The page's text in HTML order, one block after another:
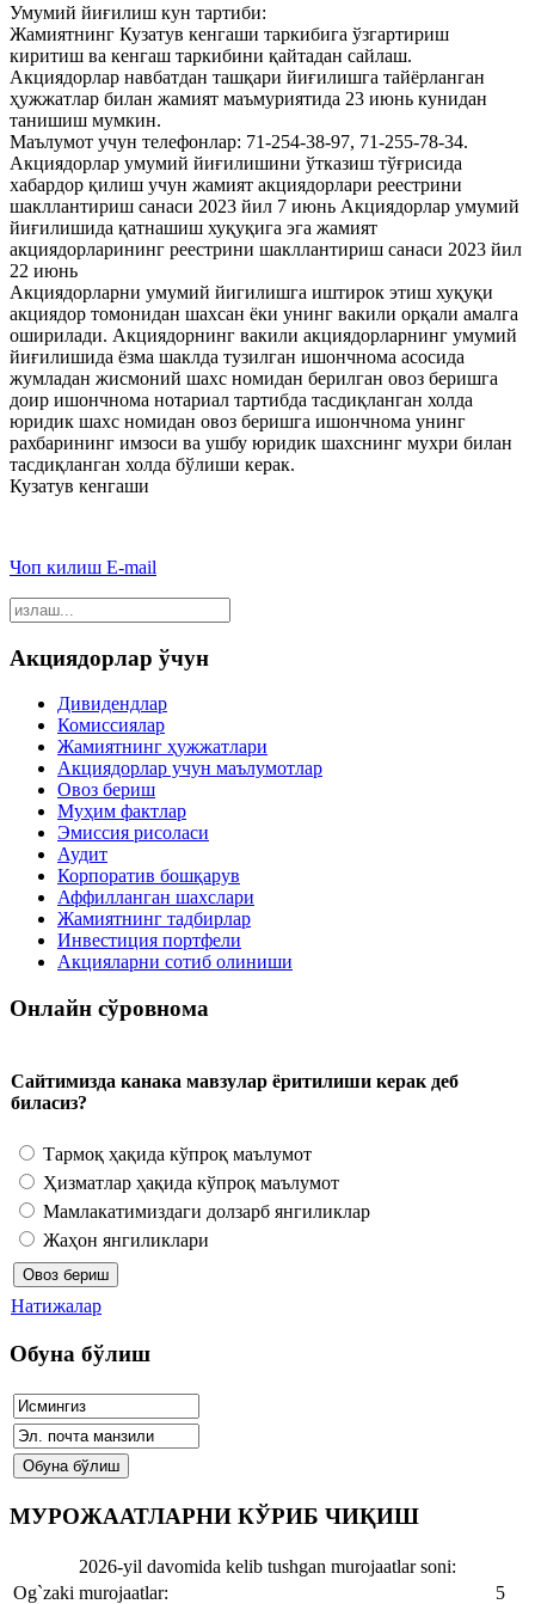
Умумий йиғилиш кун тартиби:
Жамиятнинг Кузатув кенгаши таркибига ўзгартириш
киритиш ва кенгаш таркибини қайтадан сайлаш.
Акциядорлар навбатдан ташқари йиғилишга тайёрланган
ҳужжатлар билан жамият маъмуриятида 23 июнь кунидан
танишиш мумкин.
Маълумот учун телефонлар: 71-254-38-97, 71-255-78-34.
Акциядорлар умумий йиғилишини ўтказиш тўғрисида
хабардор қилиш учун жамият акциядорлари реестрини
шакллантириш санаси 2023 йил 7 июнь Акциядорлар умумий
йиғилишида қатнашиш хуқуқига эга жамият
акциядорларининг реестрини шакллантириш санаси 2023 йил
22 июнь
Акциядорларни умумий йигилишга иштирок этиш хуқуқи
акциядор томонидан шахсан ёки унинг вакили орқали амалга
оширилади. Акциядорнинг вакили акциядорларнинг умумий
йиғилишида ёзма шаклда тузилган ишончнома асосида
жумладан жисмоний шахс номидан берилган овоз беришга
доир ишончнома нотариал тартибда тасдиқланган холда
юридик шахс номидан овоз беришга ишончнома унинг
рахбарининг имзоси ва ушбу юридик шахснинг мухри билан
тасдиқланган холда бўлиши керак.
Кузатув кенгаши
Чоп килиш E-mail
Акциядорлар ўчун
Дивидендлар
Комиссиялар
Жамиятнинг ҳужжатлари
Акциядорлар учун маълумотлар
Овоз бериш
Муҳим фактлар
Эмиссия рисоласи
Аудит
Корпоратив бошқарув
Аффилланган шахслари
Жамиятнинг тадбирлар
Инвестиция портфели
Акцияларни сотиб олиниши
Онлайн сўровнома
Сайтимизда канака мавзулар ёритилиши керак деб
биласиз?
Тармоқ ҳақида кўпроқ маълумот
Ҳизматлар ҳақида кўпроқ маълумот
Мамлакатимиздаги долзарб янгиликлар
Жаҳон янгиликлари
Натижалар
Обуна бўлиш
МУРОЖААТЛАРНИ КЎРИБ ЧИҚИШ
2026-yil davomida kelib tushgan murojaatlar soni:
Og`zaki murojaatlar:
5